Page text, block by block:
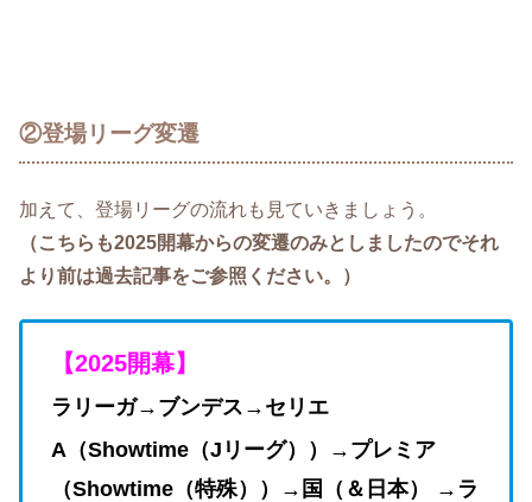
②登場リーグ変遷
加えて、登場リーグの流れも見ていきましょう。
（こちらも2025開幕からの変遷のみとしましたのでそれ
より前は過去記事をご参照ください。）
【2025開幕】
ラリーガ→ブンデス→セリエ
A （Showtime（Jリーグ））→プレミア
（Showtime（特殊））→国（＆日本）
→ラ